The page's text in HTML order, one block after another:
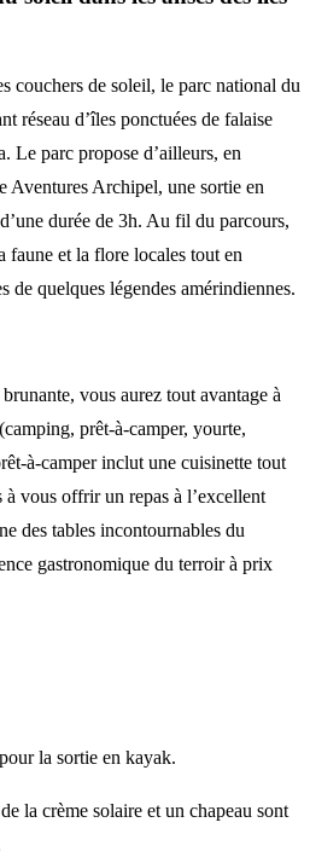
couchers de soleil, le parc national du
réseau d’îles ponctuées de falaise
Le parc propose d’ailleurs, en
Aventures Archipel, une sortie en
durée de 3h. Au fil du parcours,
faune et la flore locales tout en
de quelques légendes amérindiennes.
vous aurez tout avantage à
prêt-à-camper, yourte,
à-camper inclut une cuisinette tout
à vous offrir un repas à l’excellent
des tables incontournables du
gastronomique du terroir à prix
la sortie en kayak.
la crème solaire et un chapeau sont